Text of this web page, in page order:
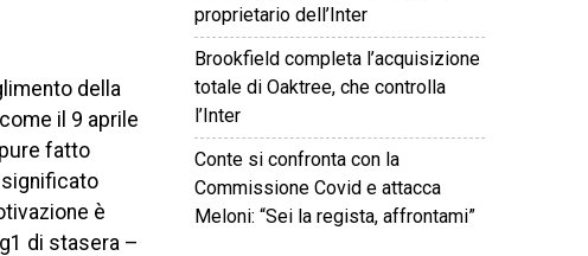
della
il 9 aprile
fatto
è
di stasera –
proprietario dell’Inter
Brookfield completa l’acquisizione
totale di Oaktree, che controlla
l’Inter
Conte si confronta con la
Commissione Covid e attacca
Meloni: “Sei la regista, affrontami”